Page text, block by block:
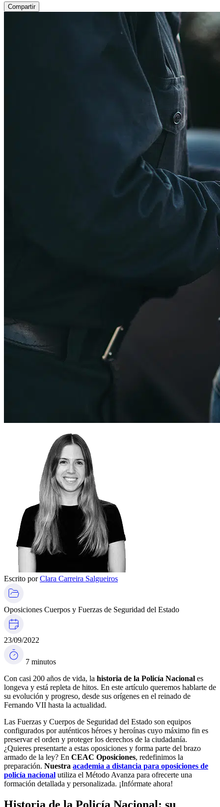
Compartir
Escrito porClara Carreira Salgueiros
Oposiciones Cuerpos y Fuerzas de Seguridad del Estado
23/09/2022
7 minutos
Con casi 200 años de vida, la historia de la Policía Nacional es
longeva y está repleta de hitos. En este artículo queremos hablarte de
su evolución y progreso, desde sus orígenes en el reinado de
Fernando VII hasta la actualidad.
Las Fuerzas y Cuerpos de Seguridad del Estado son equipos
configurados por auténticos héroes y heroínas cuyo máximo fin es
preservar el orden y proteger los derechos de la ciudadanía.
¿Quieres presentarte a estas oposiciones y forma parte del brazo
armado de la ley? En CEAC Oposiciones, redefinimos la
preparación. Nuestra academia a distancia para oposiciones de
policía nacional utiliza el Método Avanza para ofrecerte una
formación detallada y personalizada. ¡Infórmate ahora!